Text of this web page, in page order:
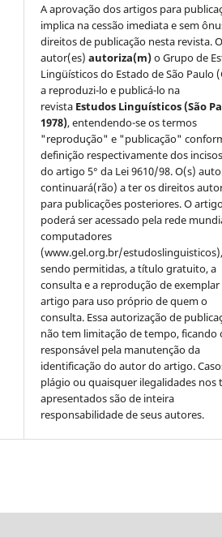
A aprovação dos artigos para
implica na cessão imediata e sem
direitos de publicação nesta revista.
autor(es)autoriza(m)o Grupo de
Lingüísticos do Estado de São Paulo
a reproduzi-lo e publicá-lo na
revista Estudos Linguísticos(São
1978), entendendo-se os termos
"reprodução" e "publicação"
definição respectivamente dos
do artigo 5° da Lei 9610/98. O(s)
continuará(rão) a ter os direitos
para publicações posteriores. O
poderá ser acessado pela rede
computadores
(www.gel.org.br/estudoslinguisticos),
sendo permitidas, a título gratuito, a
consulta e a reprodução de
artigo para uso próprio de quem o
consulta. Essa autorização de
não tem limitação de tempo, ficando
responsável pela manutenção da
identificação do autor do artigo.
plágio ou quaisquer ilegalidades nos
apresentados são de inteira
responsabilidade de seus autores.